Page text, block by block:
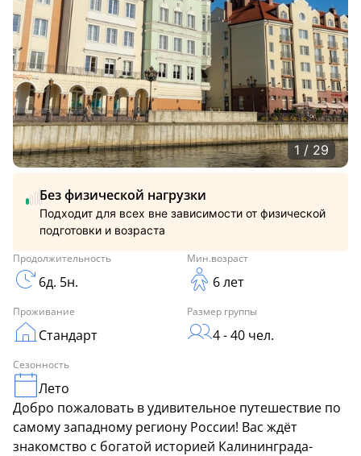
1 / 29
Продолжительность
6д. 5н.
Мин.возраст
6 лет
Проживание
Стандарт
Размер группы
4 - 40 чел.
Сезонность
Лето
Без физической нагрузки
Подходит для всех вне зависимости от физической
подготовки и возраста
Добро пожаловать в удивительное путешествие по
самому западному региону России! Вас ждёт
знакомство с богатой историей Калининграда-